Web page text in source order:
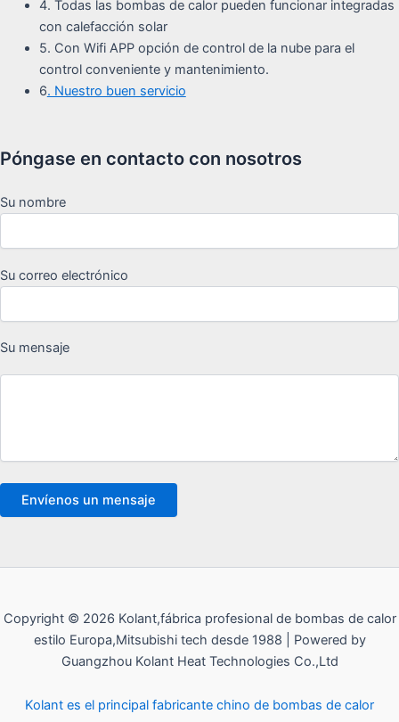
4. Todas las bombas de calor pueden funcionar integradas
con calefacción solar
5. Con Wifi APP opción de control de la nube para el
control conveniente y mantenimiento.
6. Nuestro buen servicio
Póngase en contacto con nosotros
Su nombre
Su correo electrónico
Su mensaje
Copyright © 2026 Kolant,fábrica profesional de bombas de calor
estilo Europa,Mitsubishi tech desde 1988 | Powered by
Guangzhou Kolant Heat Technologies Co.,Ltd
Kolant es el principal fabricante chino de bombas de calor